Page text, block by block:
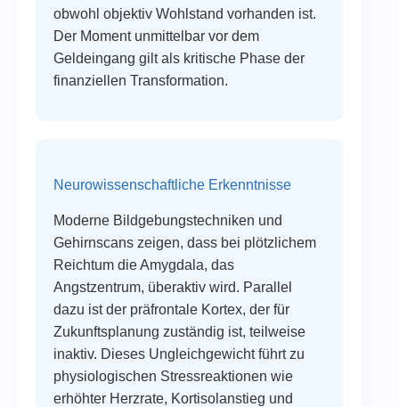
obwohl objektiv Wohlstand vorhanden ist.
Der Moment unmittelbar vor dem
Geldeingang gilt als kritische Phase der
finanziellen Transformation.
Neurowissenschaftliche Erkenntnisse
Moderne Bildgebungstechniken und
Gehirnscans zeigen, dass bei plötzlichem
Reichtum die Amygdala, das
Angstzentrum, überaktiv wird. Parallel
dazu ist der präfrontale Kortex, der für
Zukunftsplanung zuständig ist, teilweise
inaktiv. Dieses Ungleichgewicht führt zu
physiologischen Stressreaktionen wie
erhöhter Herzrate, Kortisolanstieg und